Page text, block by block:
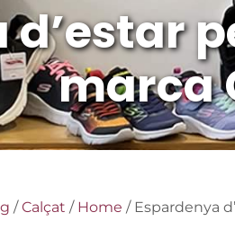
marca
/Calçat / Home / Espardenya